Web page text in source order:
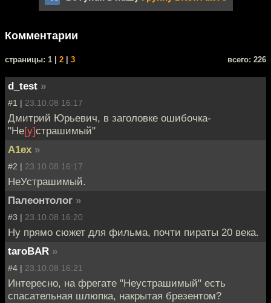
Комментарии
cтраницы: 1 | 2 3 всего: 226
d_test »
#1 | 23.10.08 16:17
Дмитрий Юрьевич, в заголовке ошибочка-
"Не[у]страшимый"
A1ex »
#2 | 23.10.08 16:17
НеУстрашимый.
Палеонтолог »
#3 | 23.10.08 16:20
Ну прямо сюжет для фильма, почти пираты 20 века.
taroBAR »
#4 | 23.10.08 16:21
Интересно, на фрегате "Неустрашимый" есть
спасательная шлюпка, накрытая брезентом?